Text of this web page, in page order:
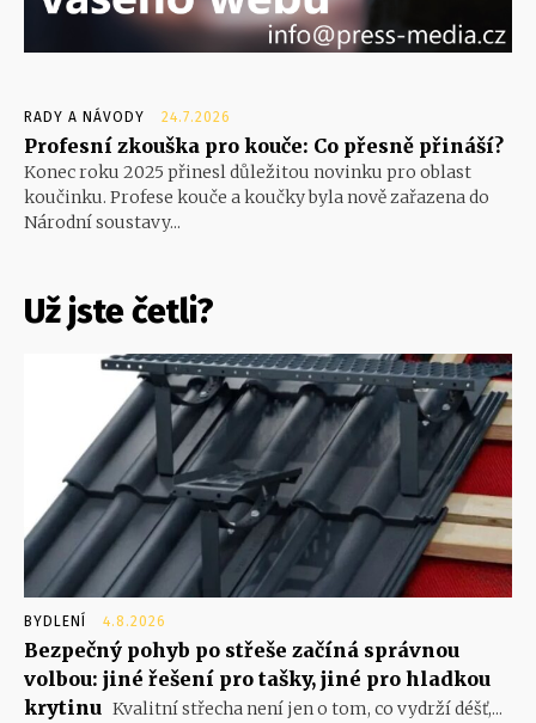
RADY A NÁVODY 24.7.2026
Profesní zkouška pro kouče: Co přesně přináší?
Konec roku 2025 přinesl důležitou novinku pro oblast
koučinku. Profese kouče a koučky byla nově zařazena do
Národní soustavy...
Už jste četli?
BYDLENÍ 4.8.2026
Bezpečný pohyb po střeše začíná správnou
volbou: jiné řešení pro tašky, jiné pro hladkou
krytinu Kvalitní střecha není jen o tom, co vydrží déšť,...